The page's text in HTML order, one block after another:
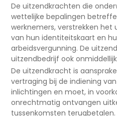
De uitzendkrachten die
wettelijke bepalingen
werknemers, verstrekken het
van hun identiteitskaart en
arbeidsvergunning. De
uitzendbedrijf ook
De uitzendkracht is
vertraging bij de indiening
inlichtingen en moet, in
onrechtmatig ontvangen
tussenkomsten terugbetalen.